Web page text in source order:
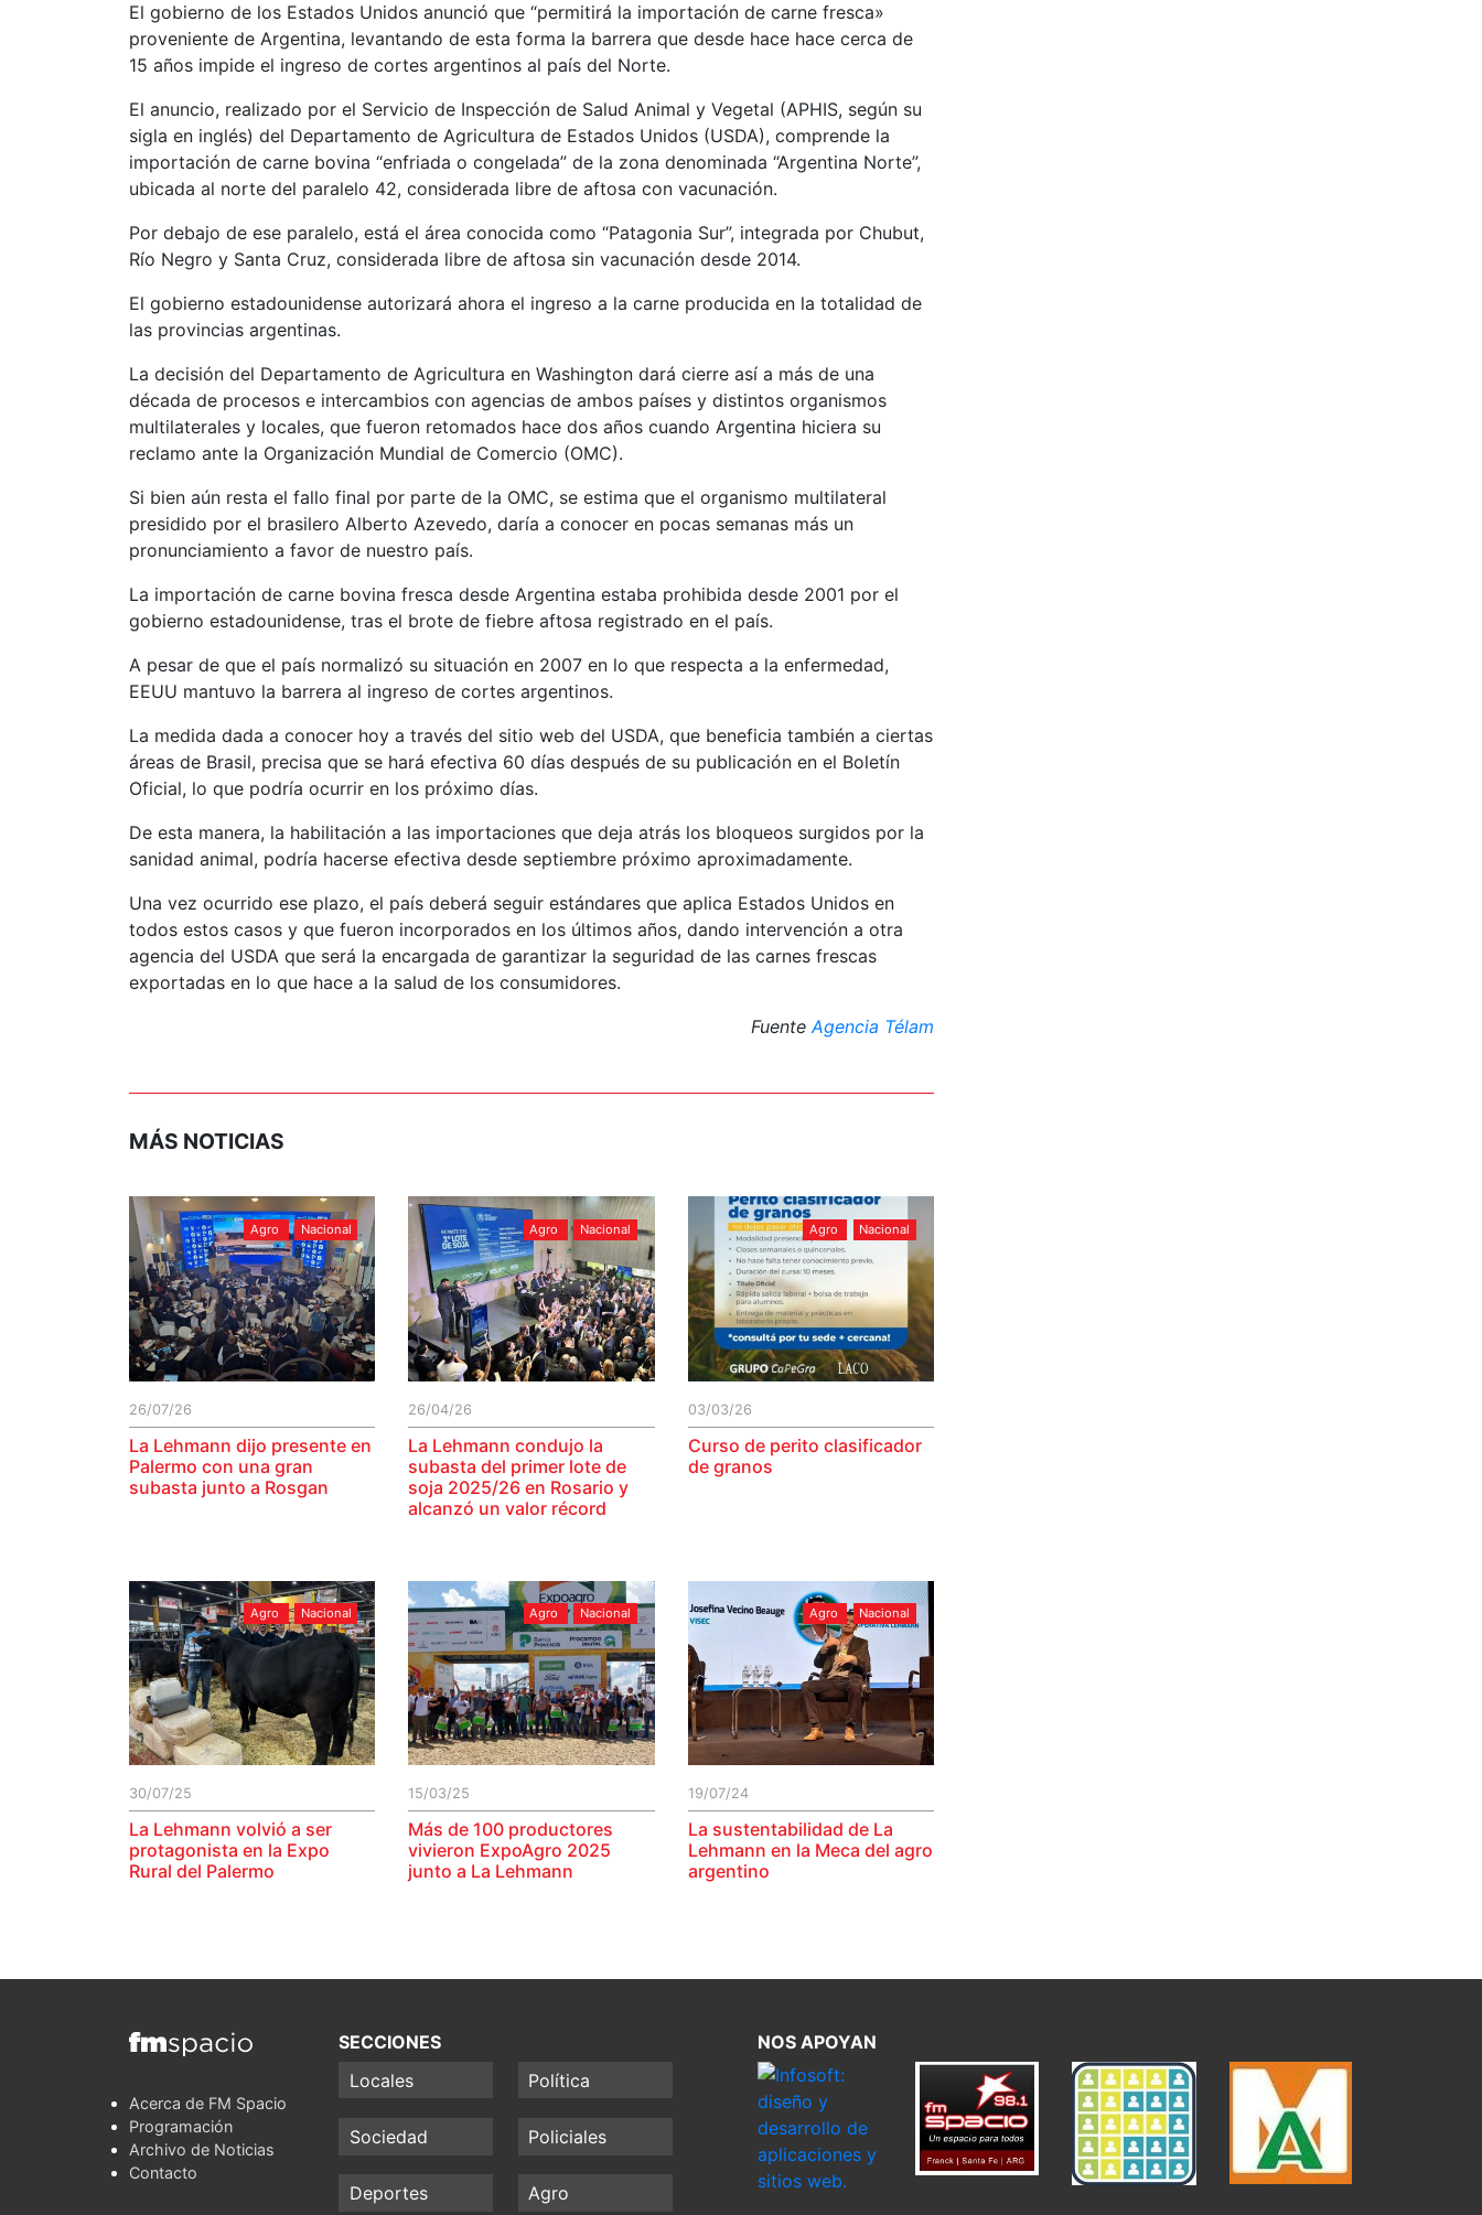
El gobierno de los Estados Unidos anunció que “permitirá la importación de carne fresca»
proveniente de Argentina, levantando de esta forma la barrera que desde hace hace cerca de
15 años impide el ingreso de cortes argentinos al país del Norte.
El anuncio, realizado por el Servicio de Inspección de Salud Animal y Vegetal (APHIS, según su
sigla en inglés) del Departamento de Agricultura de Estados Unidos (USDA), comprende la
importación de carne bovina “enfriada o congelada” de la zona denominada “Argentina Norte”,
ubicada al norte del paralelo 42, considerada libre de aftosa con vacunación.
Por debajo de ese paralelo, está el área conocida como “Patagonia Sur”, integrada por Chubut,
Río Negro y Santa Cruz, considerada libre de aftosa sin vacunación desde 2014.
El gobierno estadounidense autorizará ahora el ingreso a la carne producida en la totalidad de
las provincias argentinas.
La decisión del Departamento de Agricultura en Washington dará cierre así a más de una
década de procesos e intercambios con agencias de ambos países y distintos organismos
multilaterales y locales, que fueron retomados hace dos años cuando Argentina hiciera su
reclamo ante la Organización Mundial de Comercio (OMC).
Si bien aún resta el fallo final por parte de la OMC, se estima que el organismo multilateral
presidido por el brasilero Alberto Azevedo, daría a conocer en pocas semanas más un
pronunciamiento a favor de nuestro país.
La importación de carne bovina fresca desde Argentina estaba prohibida desde 2001 por el
gobierno estadounidense, tras el brote de fiebre aftosa registrado en el país.
A pesar de que el país normalizó su situación en 2007 en lo que respecta a la enfermedad,
EEUU mantuvo la barrera al ingreso de cortes argentinos.
La medida dada a conocer hoy a través del sitio web del USDA, que beneficia también a ciertas
áreas de Brasil, precisa que se hará efectiva 60 días después de su publicación en el Boletín
Oficial, lo que podría ocurrir en los próximo días.
De esta manera, la habilitación a las importaciones que deja atrás los bloqueos surgidos por la
sanidad animal, podría hacerse efectiva desde septiembre próximo aproximadamente.
Una vez ocurrido ese plazo, el país deberá seguir estándares que aplica Estados Unidos en
todos estos casos y que fueron incorporados en los últimos años, dando intervención a otra
agencia del USDA que será la encargada de garantizar la seguridad de las carnes frescas
exportadas en lo que hace a la salud de los consumidores.
Fuente Agencia Télam
MÁS NOTICIAS
Agro Nacional
26/07/26
La Lehmann dijo presente en
Palermo con una gran
subasta junto a Rosgan
Agro Nacional
26/04/26
La Lehmann condujo la
subasta del primer lote de
soja 2025/26 en Rosario y
alcanzó un valor récord
Agro Nacional
03/03/26
Curso de perito clasificador
de granos
Agro Nacional
30/07/25
La Lehmann volvió a ser
protagonista en la Expo
Rural del Palermo
Agro Nacional
15/03/25
Más de 100 productores
vivieron ExpoAgro 2025
junto a La Lehmann
Agro Nacional
19/07/24
La sustentabilidad de La
Lehmann en la Meca del agro
argentino
Acerca de FM Spacio
Programación
Archivo de Noticias
Contacto
SECCIONES
Locales
Política
Sociedad Policiales
Deportes Agro
NOS APOYAN